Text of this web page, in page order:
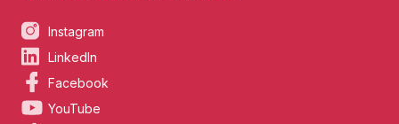
Instagram
LinkedIn
Facebook
YouTube